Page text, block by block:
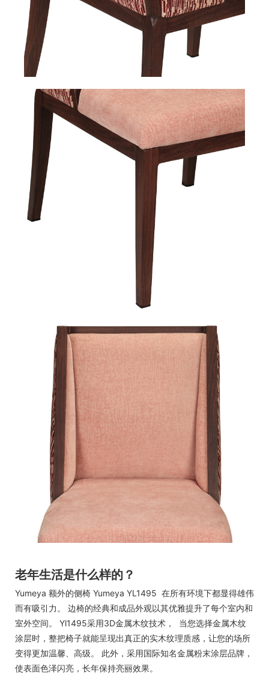
老年生活是什么样的？
Yumeya 额外的侧椅 Yumeya YL1495 在所有环境下都显得雄伟
而有吸引力。 边椅的经典和成品外观以其优雅提升了每个室内和
室外空间。 Yl1495采用3D金属木纹技术， 当您选择金属木纹
涂层时，整把椅子就能呈现出真正的实木纹理质感，让您的场所
变得更加温馨、高级。 此外，采用国际知名金属粉末涂层品牌，
使表面色泽闪亮，长年保持亮丽效果。